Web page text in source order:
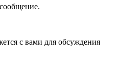
с вами для обсуждения